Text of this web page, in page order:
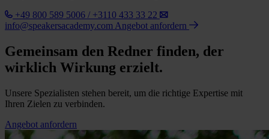
+49 800 589 5006 / +3110 433 33 22
info@speakersacademy.com Angebot anfordern
Gemeinsam den Redner finden, der
wirklich Wirkung erzielt.
Unsere Spezialisten stehen bereit, um die richtige Expertise mit
Ihren Zielen zu verbinden.
Angebot anfordern